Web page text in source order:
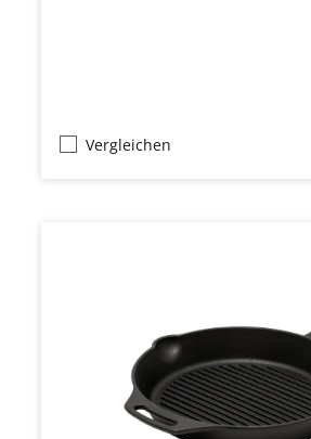
Vergleichen